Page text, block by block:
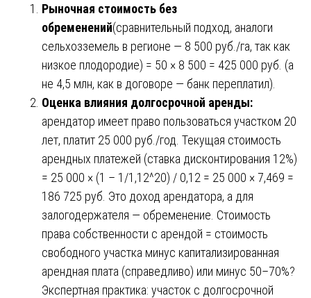
Рыночная стоимость без
обременений(сравнительный подход, аналоги
сельхозземель в регионе — 8 500 руб./га, так как
низкое плодородие) = 50 × 8 500 = 425 000 руб. (а
не 4,5 млн, как в договоре — банк переплатил).
Оценка влияния долгосрочной аренды:
арендатор имеет право пользоваться участком 20
лет, платит 25 000 руб./год. Текущая стоимость
арендных платежей (ставка дисконтирования 12%)
= 25 000 × (1 – 1/1,12^20) / 0,12 = 25 000 × 7,469 =
186 725 руб. Это доход арендатора, а для
залогодержателя — обременение. Стоимость
права собственности с арендой = стоимость
свободного участка минус капитализированная
арендная плата (справедливо) или минус 50–70%?
Экспертная практика: участок с долгосрочной